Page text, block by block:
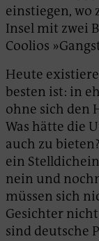
einstiegen, wo
Insel mit zwei
Coolios
Heute
besten ist: in
ohne sich den
Was hätte die
auch zu
ein
nein und
müssen sich
Gesichter
sind deutsche